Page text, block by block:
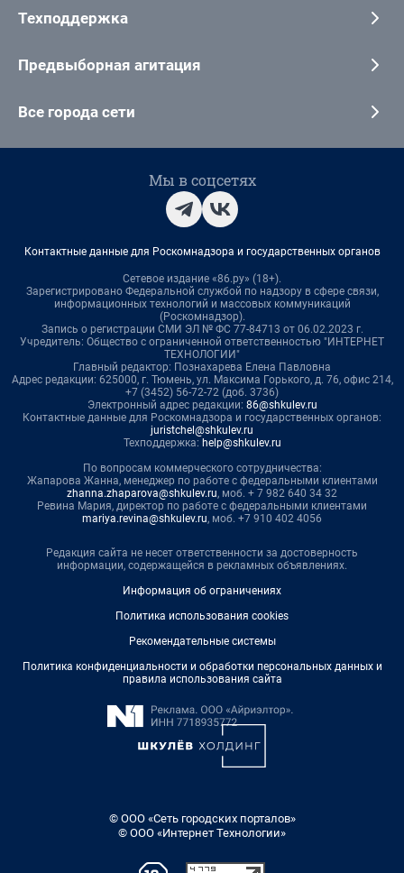
Техподдержка
Предвыборная агитация
Все города сети
Мы в соцсетях
Контактные данные для Роскомнадзора и государственных органов
Сетевое издание «86.ру» (18+).
Зарегистрировано Федеральной службой по надзору в сфере связи,
информационных технологий и массовых коммуникаций
(Роскомнадзор).
Запись о регистрации СМИ ЭЛ № ФС 77-84713 от 06.02.2023 г.
Учредитель: Общество с ограниченной ответственностью "ИНТЕРНЕТ
ТЕХНОЛОГИИ"
Главный редактор: Познахарева Елена Павловна
Адрес редакции: 625000, г. Тюмень, ул. Максима Горького, д. 76, офис 214,
+7 (3452) 56-72-72 (доб. 3736)
Электронный адрес редакции: 86@shkulev.ru
Контактные данные для Роскомнадзора и государственных органов:
juristchel@shkulev.ru
Техподдержка: help@shkulev.ru
По вопросам коммерческого сотрудничества:
Жапарова Жанна, менеджер по работе с федеральными клиентами
zhanna.zhaparova@shkulev.ru, моб. + 7 982 640 34 32
Ревина Мария, директор по работе с федеральными клиентами
mariya.revina@shkulev.ru, моб. +7 910 402 4056
Редакция сайта не несет ответственности за достоверность
информации, содержащейся в рекламных объявлениях.
Информация об ограничениях
Политика использования cookies
Рекомендательные системы
Политика конфиденциальности и обработки персональных данных и
правила использования сайта
© ООО «Сеть городских порталов»
© ООО «Интернет Технологии»